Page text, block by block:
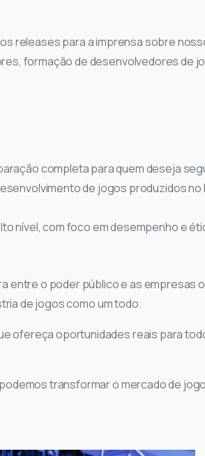
releases para a imprensa sobre
formação de desenvolvedores de
completa para quem deseja
de jogos produzidos
nível, com foco em desempenho e
entre o poder público e as empresas
de jogos como um todo.
ofereça oportunidades reais para
transformar o mercado de